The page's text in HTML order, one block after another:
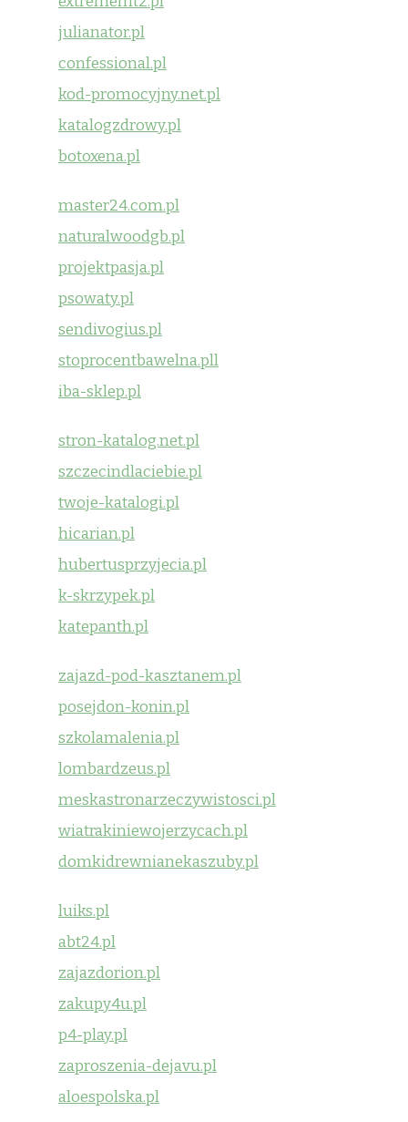
julianator.pl
confessional.pl
kod-promocyjny.net.pl
katalogzdrowy.pl
botoxena.pl
master24.com.pl
naturalwoodgb.pl
projektpasja.pl
psowaty.pl
sendivogius.pl
stoprocentbawelna.pll
iba-sklep.pl
stron-katalog.net.pl
szczecindlaciebie.pl
twoje-katalogi.pl
hicarian.pl
hubertusprzyjecia.pl
k-skrzypek.pl
katepanth.pl
zajazd-pod-kasztanem.pl
posejdon-konin.pl
szkolamalenia.pl
lombardzeus.pl
meskastronarzeczywistosci.pl
wiatrakiniewojerzycach.pl
domkidrewnianekaszuby.pl
luiks.pl
abt24.pl
zajazdorion.pl
zakupy4u.pl
p4-play.pl
zaproszenia-dejavu.pl
aloespolska.pl